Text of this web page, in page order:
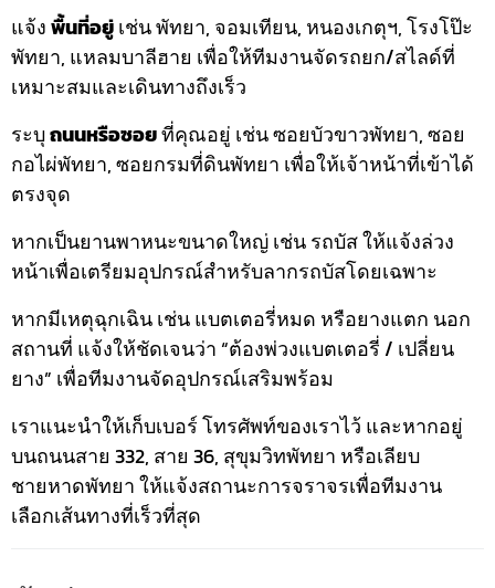
แจ้งพื้นที่อยู่เช่น พัทยา, จอมเทียน, หนองเกตุฯ, โรงโป๊ะ
พัทยา, แหลมบาลีฮาย เพื่อให้ทีมงานจัดรถยก/สไลด์ที่
เหมาะสมและเดินทางถึงเร็ว
ระบุถนนหรือซอยที่คุณอยู่ เช่น ซอยบัวขาวพัทยา, ซอย
กอไผ่พัทยา, ซอยกรมที่ดินพัทยา เพื่อให้เจ้าหน้าที่เข้าได้
ตรงจุด
หากเป็นยานพาหนะขนาดใหญ่ เช่น รถบัส ให้แจ้งล่วง
หน้าเพื่อเตรียมอุปกรณ์สำหรับลากรถบัสโดยเฉพาะ
หากมีเหตุฉุกเฉิน เช่น แบตเตอรี่หมด หรือยางแตก นอก
สถานที่ แจ้งให้ชัดเจนว่า “ต้องพ่วงแบตเตอรี่ / เปลี่ยน
ยาง” เพื่อทีมงานจัดอุปกรณ์เสริมพร้อม
เราแนะนำให้เก็บเบอร์ โทรศัพท์ของเราไว้ และหากอยู่
บนถนนสาย 332, สาย 36, สุขุมวิทพัทยา หรือเลียบ
ชายหาดพัทยา ให้แจ้งสถานะการจราจรเพื่อทีมงาน
เลือกเส้นทางที่เร็วที่สุด